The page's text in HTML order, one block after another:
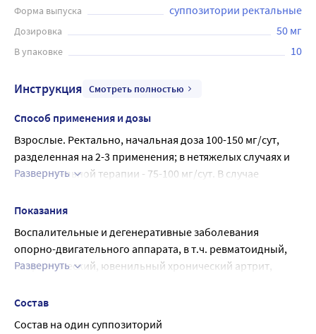
Форма выпуска суппозитории ректальные
Дозировка 50 мг
В упаковке 10
Инструкция Смотреть полностью
Способ применения и дозы
Взрослые. Ректально, начальная доза 100-150 мг/сут,
разделенная на 2-3 применения; в нетяжелых случаях и
при длительной терапии - 75-100 мг/сут. В случае
в различных лекарственных формах суммарная суточная
При альгодисменорее (при появлении первых
симптомов) начальная доза 50-100 мг/сут, которую, при
необходимости, повышают в течение нескольких
Приступ мигрени - 100 мг при первых признаках
приступа.
Развернуть
Показания
Воспалительные и дегенеративные заболевания
опорно-двигательного аппарата, в т.ч. ревматоидный,
псориатический, ювенильный хронический артрит,
остеоартроз, подагрический артрит (при остром
приступе подагры предпочтительны
Развернуть
Состав
Состав на один суппозиторий